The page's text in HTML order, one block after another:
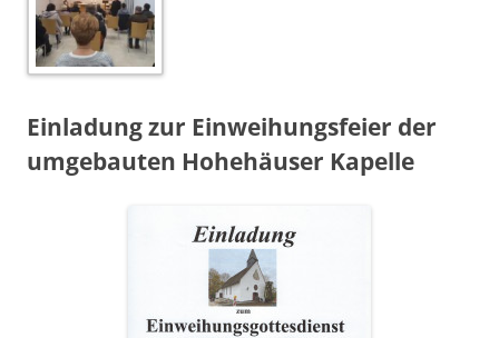
Einladung zur Einweihungsfeier der
umgebauten Hohehäuser Kapelle